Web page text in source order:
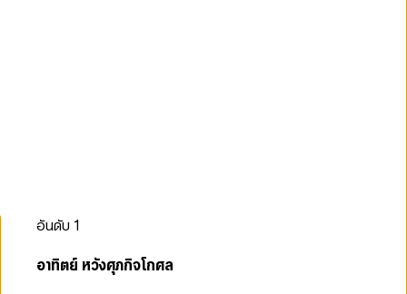
อันดับ 1
อาทิตย์ หวังศุภกิจโกศล